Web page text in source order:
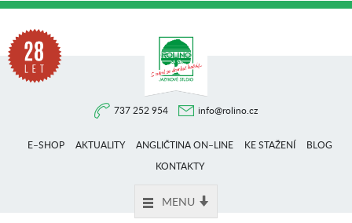
737 252 954 info@rolino.cz
E–SHOP AKTUALITY ANGLIČTINA ON–LINE KE STAŽENÍ
BLOG
KONTAKTY
MENU